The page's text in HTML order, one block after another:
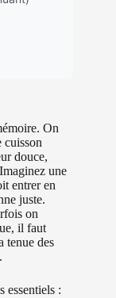
On
cuisson
douce,
une
entrer en
juste.
on
il faut
tenue des
essentiels :